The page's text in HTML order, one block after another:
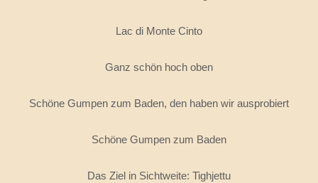
Lac di Monte Cinto
Ganz schön hoch oben
Schöne Gumpen zum Baden, den haben wir ausprobiert
Schöne Gumpen zum Baden
Das Ziel in Sichtweite: Tighjettu